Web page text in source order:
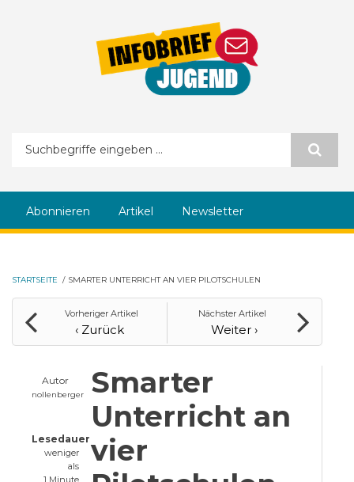
Suchformular
Abonnieren Artikel Newsletter
STARTSEITE / SMARTER UNTERRICHT AN VIER PILOTSCHULEN
Vorheriger Artikel
‹ Zurück
Nächster Artikel
Weiter ›
Autor
nollenberger
Lesedauer
weniger
als
1 Minute
Smarter
Unterricht an
vier